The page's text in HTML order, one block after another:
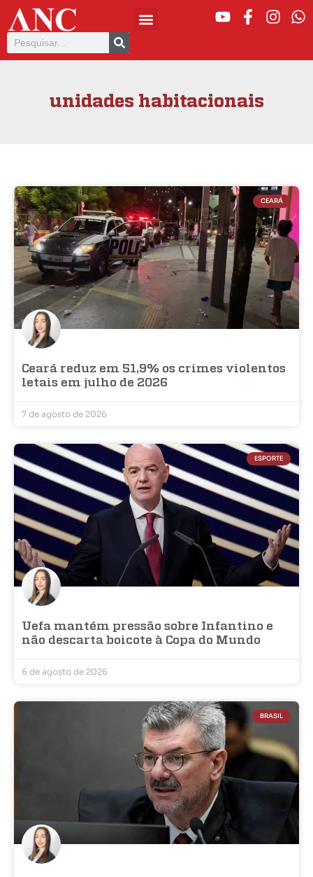
unidades habitacionais
CEARÁ
Ceará reduz em 51,9% os crimes violentos
letais em julho de 2026
7 de agosto de 2026
ESPORTE
Uefa mantém pressão sobre Infantino e
não descarta boicote à Copa do Mundo
6 de agosto de 2026
BRASIL